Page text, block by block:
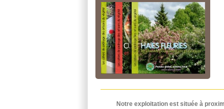
Notre exploitation est située à